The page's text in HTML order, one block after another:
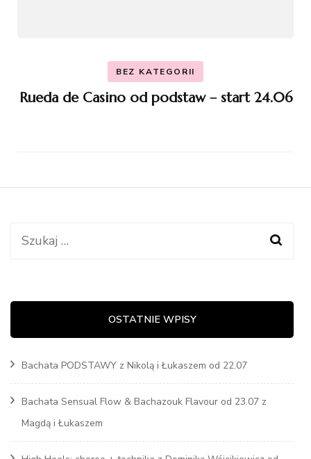
BEZ KATEGORII
Rueda de Casino od podstaw – start 24.06
Szukaj:
OSTATNIE WPISY
Bachata PODSTAWY z Nikolą i Łukaszem od 22.07
Bachata Sensual Flow & Bachazouk Flavour od 23.07 z
Magdą i Łukaszem